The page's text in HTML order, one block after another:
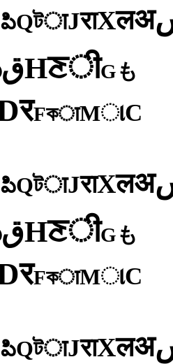
పిQটाJराXलअ
قHਣीGも
रFকाMાC
పిQটाJराXलअ
قHਣीGも
रFকाMાC
పిQটाJराXलअ